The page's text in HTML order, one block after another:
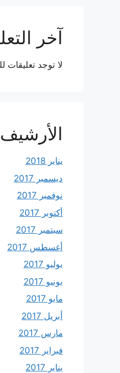
آخر
لا توجد تعليقات
الأرشيف
يناير 2018
ديسمبر 2017
نوفمبر 2017
أكتوبر 2017
سبتمبر 2017
أغسطس 2017
يوليو 2017
يونيو 2017
مايو 2017
أبريل 2017
مارس 2017
فبراير 2017
يناير 2017